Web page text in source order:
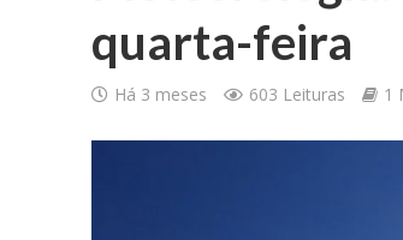
quarta-feira
Há 3 meses 603 Leituras 1